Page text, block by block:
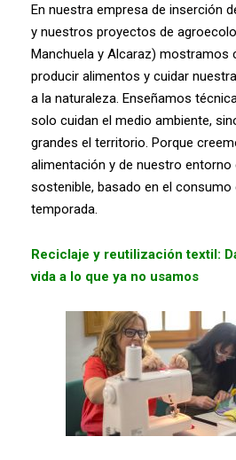
En nuestra empresa de inserción
y nuestros proyectos de
Manchuela y Alcaraz) mostramos
producir alimentos y cuidar
a la naturaleza. Enseñamos
solo cuidan el medio ambiente,
grandes el territorio. Porque
alimentación y de nuestro entorno
sostenible, basado en el consumo
temporada.
Reciclaje y reutilización textil:
vida a lo que ya no usamos